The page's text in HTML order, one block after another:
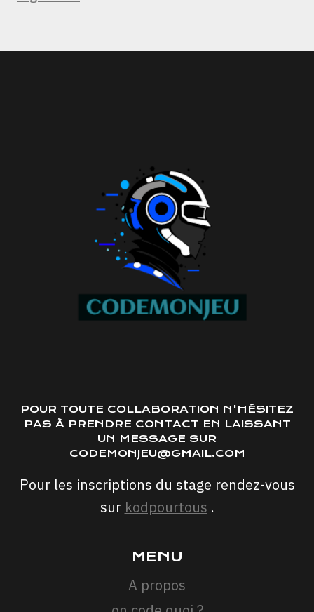
POUR TOUTE COLLABORATION N'HÉSITEZ
PAS À PRENDRE CONTACT EN LAISSANT
UN MESSAGE SUR
CODEMONJEU@GMAIL.COM
Pour les inscriptions du stage rendez-vous
sur kodpourtous .
MENU
A propos